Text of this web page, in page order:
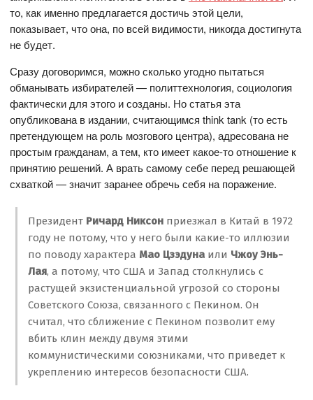
то, как именно предлагается достичь этой цели,
показывает, что она, по всей видимости, никогда достигнута
не будет.
Сразу договоримся, можно сколько угодно пытаться
обманывать избирателей — политтехнология, социология
фактически для этого и созданы. Но статья эта
опубликована в издании, считающимся think tank (то есть
претендующем на роль мозгового центра), адресована не
простым гражданам, а тем, кто имеет какое-то отношение к
принятию решений. А врать самому себе перед решающей
схваткой — значит заранее обречь себя на поражение.
Президент Ричард Никсонприезжал в Китай в 1972
году не потому, что у него были какие-то иллюзии
по поводу характера Мао Цзэдунаили Чжоу Энь-
Лая, а потому, что США и Запад столкнулись с
растущей экзистенциальной угрозой со стороны
Советского Союза, связанного с Пекином. Он
считал, что сближение с Пекином позволит ему
вбить клин между двумя этими
коммунистическими союзниками, что приведет к
укреплению интересов безопасности США.